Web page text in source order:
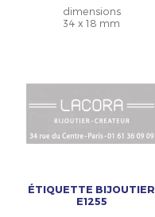
dimensions
34 x 18 mm
ÉTIQUETTE BIJOUTIER
E1255